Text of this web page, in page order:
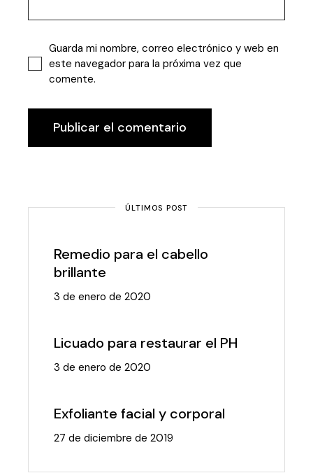
Guarda mi nombre, correo electrónico y web en
este navegador para la próxima vez que
comente.
Publicar el comentario
ÚLTIMOS POST
Remedio para el cabello
brillante
3 de enero de 2020
Licuado para restaurar el PH
3 de enero de 2020
Exfoliante facial y corporal
27 de diciembre de 2019